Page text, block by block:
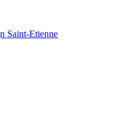
Saint-Etienne